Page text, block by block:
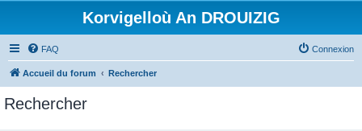
Korvigelloù An DROUIZIG
FAQ Connexion
Accueil du forum Rechercher
Rechercher